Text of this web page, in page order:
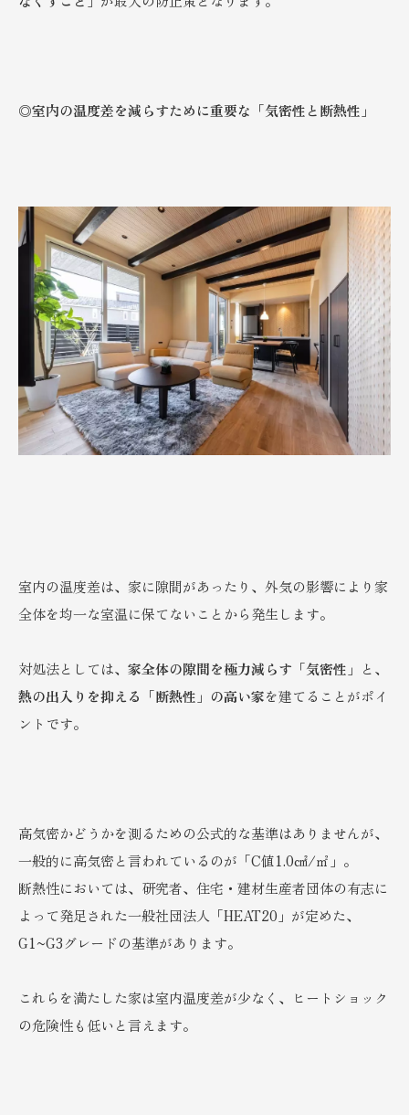
◎室内の温度差を減らすために重要な「気密性と断熱性」
室内の温度差は、家に隙間があったり、外気の影響により家
全体を均一な室温に保てないことから発生します。
対処法としては、 家全体の隙間を極力減らす「気密性」 と、
熱の出入りを抑える「断熱性」の高い家を建てることがポイ
ントです。
高気密かどうかを測るための公式的な基準はありませんが、
一般的に高気密と言われているのが「C値1.0㎠/㎡」。
断熱性においては、研究者、住宅・建材生産者団体の有志に
よって発足された一般社団法人「HEAT20」が定めた、
G1~G3グレードの基準があります。
これらを満たした家は室内温度差が少なく、ヒートショック
の危険性も低いと言えます。